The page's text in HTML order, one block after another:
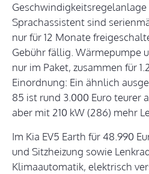
Sprachassistent sind
nur für 12 Monate
Gebühr fällig. Wärmepumpe
nur im Paket, zusammen für
Einordnung: Ein ähnlich
85 ist rund 3.000 Euro teurer
aber mit 210 kW (286) mehr
Im Kia EV5 Earth für 48.990
und Sitzheizung sowie
Klimaautomatik, elektrisch